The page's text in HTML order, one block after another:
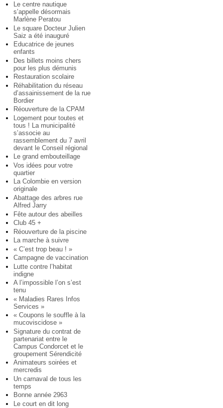
Le centre nautique
s’appelle désormais
Marlène Peratou
Le square Docteur Julien
Saiz a été inauguré
Educatrice de jeunes
enfants
Des billets moins chers
pour les plus démunis
Restauration scolaire
Réhabilitation du réseau
d’assainissement de la rue
Bordier
Réouverture de la CPAM
Logement pour toutes et
tous ! La municipalité
s’associe au
rassemblement du 7 avril
devant le Conseil régional
Le grand embouteillage
Vos idées pour votre
quartier
La Colombie en version
originale
Abattage des arbres rue
Alfred Jarry
Fête autour des abeilles
Club 45 +
Réouverture de la piscine
La marche à suivre
« C’est trop beau ! »
Campagne de vaccination
Lutte contre l’habitat
indigne
A l’impossible l’on s’est
tenu
« Maladies Rares Infos
Services »
« Coupons le souffle à la
mucoviscidose »
Signature du contrat de
partenariat entre le
Campus Condorcet et le
groupement Sérendicité
Animateurs soirées et
mercredis
Un carnaval de tous les
temps
Bonne année 2963
Le court en dit long